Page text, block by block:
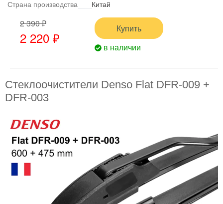
Страна производства
Китай
2 390 ₽
2 220 ₽
Купить
в наличии
Стеклоочистители Denso Flat DFR-009 +
DFR-003